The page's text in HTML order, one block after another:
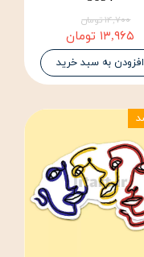
۱۴,۷۰۰ تومان
۱۳,۹۶۵ تومان
افزودن به سبد خرید